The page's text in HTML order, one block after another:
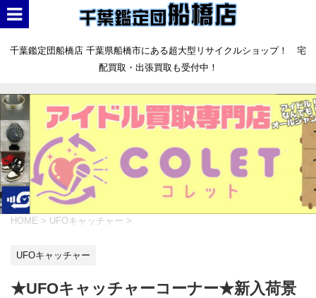
千葉鑑定団船橋店 千葉県船橋市にある超大型リサイクルショップ！ 宅
配買取・出張買取も受付中！
HOME > UFOキャッチャー >
UFOキャッチャー
★UFOキャッチャーコーナー★新入荷景